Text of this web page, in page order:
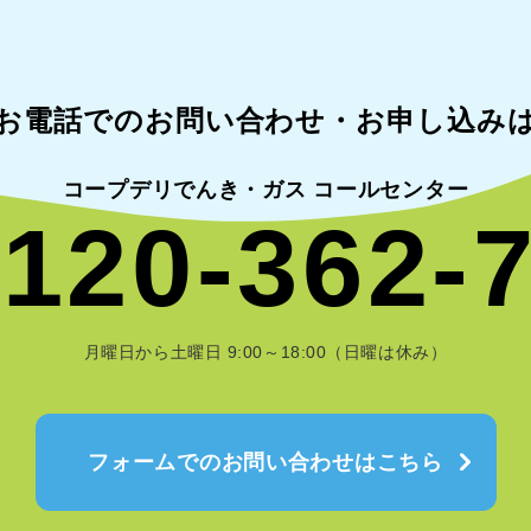
電話でのお問い合わせ・ お申し込み
コープデリでんき・ガス コールセンター
362-
月曜日から土曜日 9:00～18:00（日曜は休み）
フォームでのお問い合わせはこちら